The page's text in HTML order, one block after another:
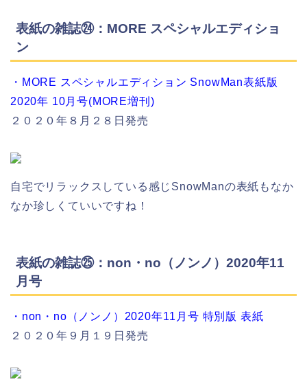
表紙の雑誌㉔：MORE スペシャルエディショ
ン
・MORE スペシャルエディション SnowMan表紙版
2020年 10月号(MORE増刊)
２０２０年８月２８日発売
自宅でリラックスしている感じSnowManの表紙もなか
なか珍しくていいですね！
表紙の雑誌㉕：non・no（ノンノ）2020年11
月号
・non・no（ノンノ）2020年11月号 特別版 表紙
２０２０年９月１９日発売